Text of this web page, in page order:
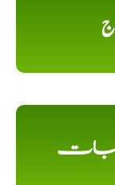
جات